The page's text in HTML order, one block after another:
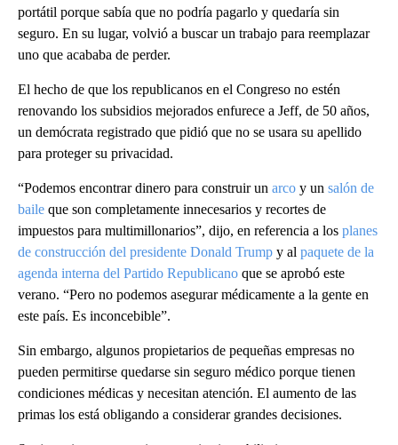
portátil porque sabía que no podría pagarlo y quedaría sin
seguro. En su lugar, volvió a buscar un trabajo para reemplazar
uno que acababa de perder.
El hecho de que los republicanos en el Congreso no estén
renovando los subsidios mejorados enfurece a Jeff, de 50 años,
un demócrata registrado que pidió que no se usara su apellido
para proteger su privacidad.
“Podemos encontrar dinero para construir un arco y un salón de
baile que son completamente innecesarios y recortes de
impuestos para multimillonarios”, dijo, en referencia a los planes
de construcción del presidente Donald Trump y al paquete de la
agenda interna del Partido Republicano que se aprobó este
verano. “Pero no podemos asegurar médicamente a la gente en
este país. Es inconcebible”.
Sin embargo, algunos propietarios de pequeñas empresas no
pueden permitirse quedarse sin seguro médico porque tienen
condiciones médicas y necesitan atención. El aumento de las
primas los está obligando a considerar grandes decisiones.